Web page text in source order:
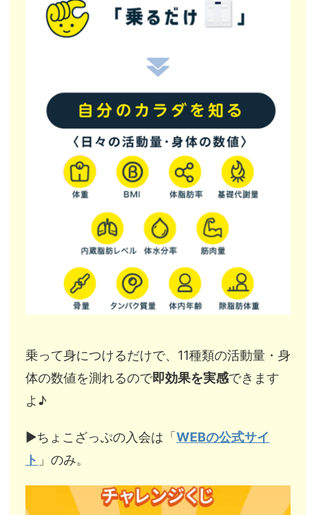
乗って身につけるだけで、11種類の活動量・身
体の数値を測れるので即効果を実感できます
よ♪
▶︎ちょこざっぷの入会は「WEBの公式サイ
ト 」のみ。